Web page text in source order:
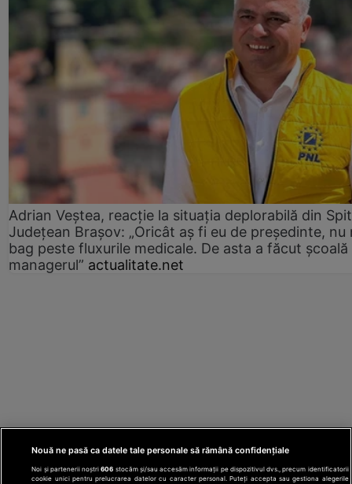
Adrian Veștea, reacție la situația deplorabilă din
Județean Brașov: „Oricât aș fi eu de președinte, nu
bag peste fluxurile medicale. De asta a făcut școală
managerul” actualitate.net
Nouă ne pasă ca datele tale personale să rămână confidențiale
Noi și partenerii noștri606 stocăm și/sau accesăm informații pe dispozitivul dvs., precum identificatorii
cookie unici pentru prelucrarea datelor cu caracter personal. Puteți accepta sau gestiona alegerile